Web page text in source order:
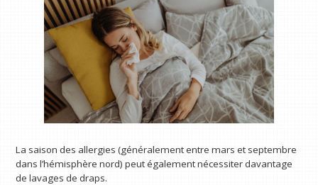
La saison des allergies (généralement entre mars et septembre
dans l’hémisphère nord) peut également nécessiter davantage
de lavages de draps.